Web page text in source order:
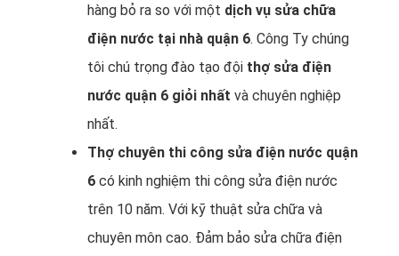
hàng bỏ ra so với một dịch vụ sửa chữa
điện nước tại nhà quận 6. Công Ty chúng
tôi chú trọng đào tạo đội thợ sửa điện
nước quận 6 giỏi nhất và chuyên nghiệp
nhất.
Thợ chuyên thi công sửa điện nước quận
6 có kinh nghiệm thi công sửa điện nước
trên 10 năm. Với kỹ thuật sửa chữa và
chuyên môn cao. Đảm bảo sửa chữa điện